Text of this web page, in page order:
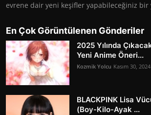
evrene dair yeni keşifler yapabileceğiniz bir
En Çok Görüntülenen Gönderiler
2025 Yılında
Yeni Anime Öneri...
Kozmik Yolcu Kasım 30, 2024
BLACKPINK Lisa
(Boy-Kilo-Ayak ...